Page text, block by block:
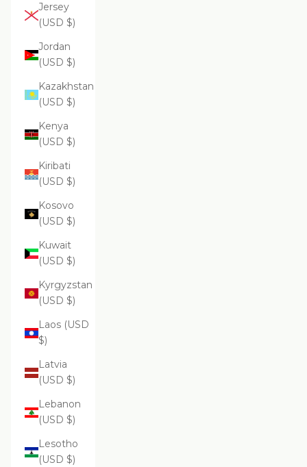
Jersey
(USD $)
Jordan
(USD $)
Kazakhstan
(USD $)
Kenya
(USD $)
Kiribati
(USD $)
Kosovo
(USD $)
Kuwait
(USD $)
Kyrgyzstan
(USD $)
Laos (USD
$)
Latvia
(USD $)
Lebanon
(USD $)
Lesotho
(USD $)